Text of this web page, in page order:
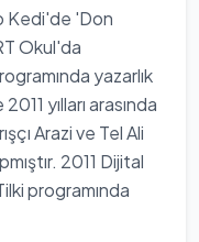
Kedi'de 'Don
Okul'da
yazarlık
yılları arasında
Arazi ve Tel Ali
2011 Dijital
programında